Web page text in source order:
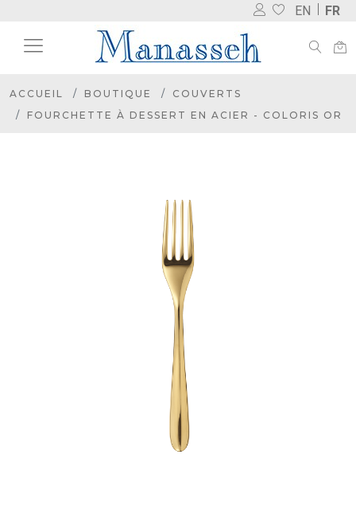
EN FR
ACCUEIL BOUTIQUE
COUVERTS
FOURCHETTE À DESSERT EN ACIER - COLORIS OR